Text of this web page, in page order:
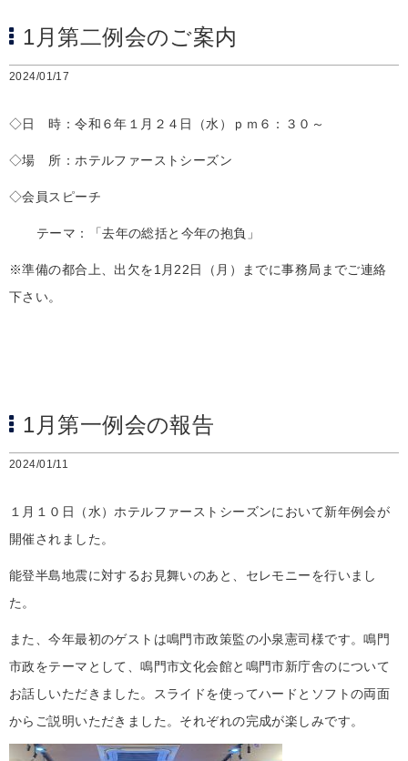
1月第二例会のご案内
2024/01/17
◇日 時：令和６年１月２４日（水）ｐｍ６：３０～
◇場 所：ホテルファーストシーズン
◇会員スピーチ
テーマ：「去年の総括と今年の抱負」
※準備の都合上、出欠を1月22日（月）までに事務局までご連絡
下さい。
1月第一例会の報告
2024/01/11
１月１０日（水）ホテルファーストシーズンにおいて新年例会が
開催されました。
能登半島地震に対するお見舞いのあと、セレモニーを行いまし
た。
また、今年最初のゲストは鳴門市政策監の小泉憲司様です。鳴門
市政をテーマとして、鳴門市文化会館と鳴門市新庁舎のについて
お話しいただきました。スライドを使ってハードとソフトの両面
からご説明いただきました。それぞれの完成が楽しみです。